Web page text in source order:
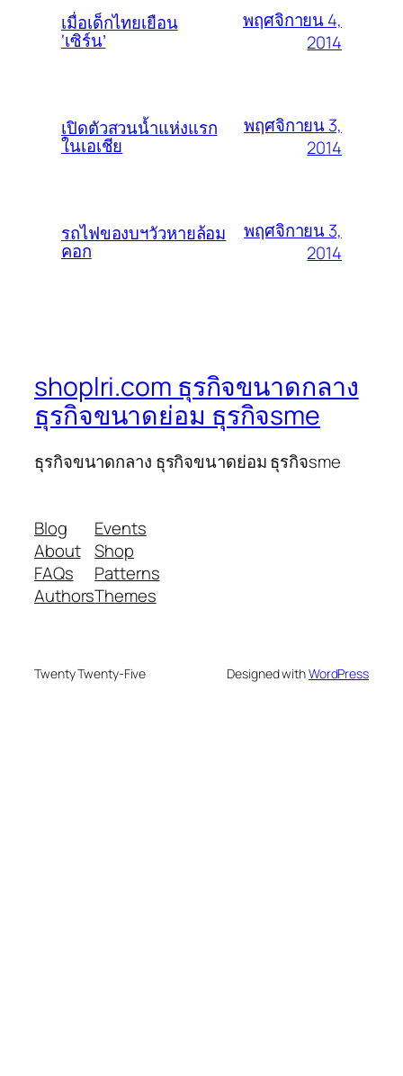
เมื่อเด็กไทยเยือน
‘เซิร์น’
พฤศจิกายน 4,
2014
เปิดตัวสวนน้ำแห่งแรก
ในเอเชีย
พฤศจิกายน 3,
2014
รถไฟของบฯวัวหายล้อม
คอก
พฤศจิกายน 3,
2014
shoplri.com ธุรกิจขนาดกลาง
ธุรกิจขนาดย่อม ธุรกิจsme
ธุรกิจขนาดกลาง ธุรกิจขนาดย่อม ธุรกิจsme
Blog
About
FAQs
Authors
Events
Shop
Patterns
Themes
Twenty Twenty-Five Designed withWordPress